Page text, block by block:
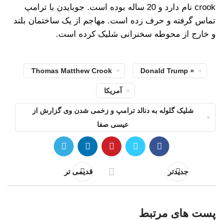
crook نام دارد و 20 ساله بوده است. جوبایدن با ترامپ
تماس گرفته و حرف زده است. مهاجم از یک ساختمان بلند
و خارج از محوطه سخنرانی شلیک کرده است.
« Donald Trump
Thomas Matthew Crook
آمریکا
شلیک گلوله به دنالد ترامپ و زخمی شدن وی گزارش از
عیسی صفا
جدیدتر قدیمی تر
پست های مرتبط